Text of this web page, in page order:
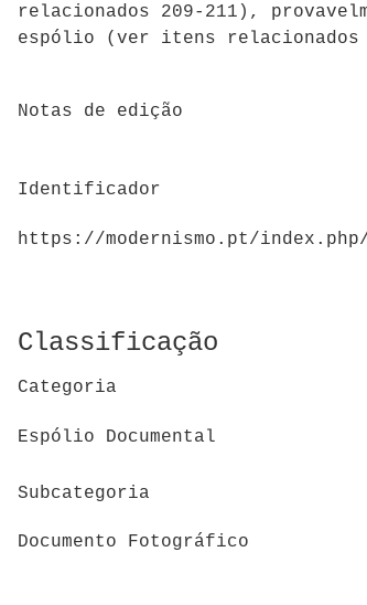
relacionados 209-211),
espólio (ver itens relacionados
Notas de edição
Identificador
https://modernismo.pt/
Classificação
Categoria
Espólio Documental
Subcategoria
Documento Fotográfico